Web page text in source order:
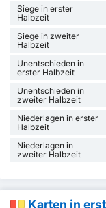
Siege in erster
Halbzeit
Siege in zweiter
Halbzeit
Unentschieden in
erster Halbzeit
Unentschieden in
zweiter Halbzeit
Niederlagen in erster
Halbzeit
Niederlagen in
zweiter Halbzeit
Karten in